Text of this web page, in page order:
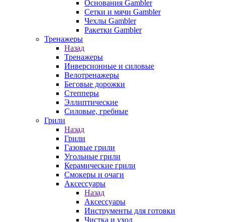
Основания Gambler
Сетки и мячи Gambler
Чехлы Gambler
Ракетки Gambler
Тренажеры
Назад
Тренажеры
Инверсионные и силовые
Велотренажеры
Беговые дорожки
Степперы
Эллиптические
Силовые, гребные
Грили
Назад
Грили
Газовые грили
Угольные грили
Керамические грили
Смокеры и очаги
Аксессуары
Назад
Аксессуары
Инструменты для готовки
Чистка и уход